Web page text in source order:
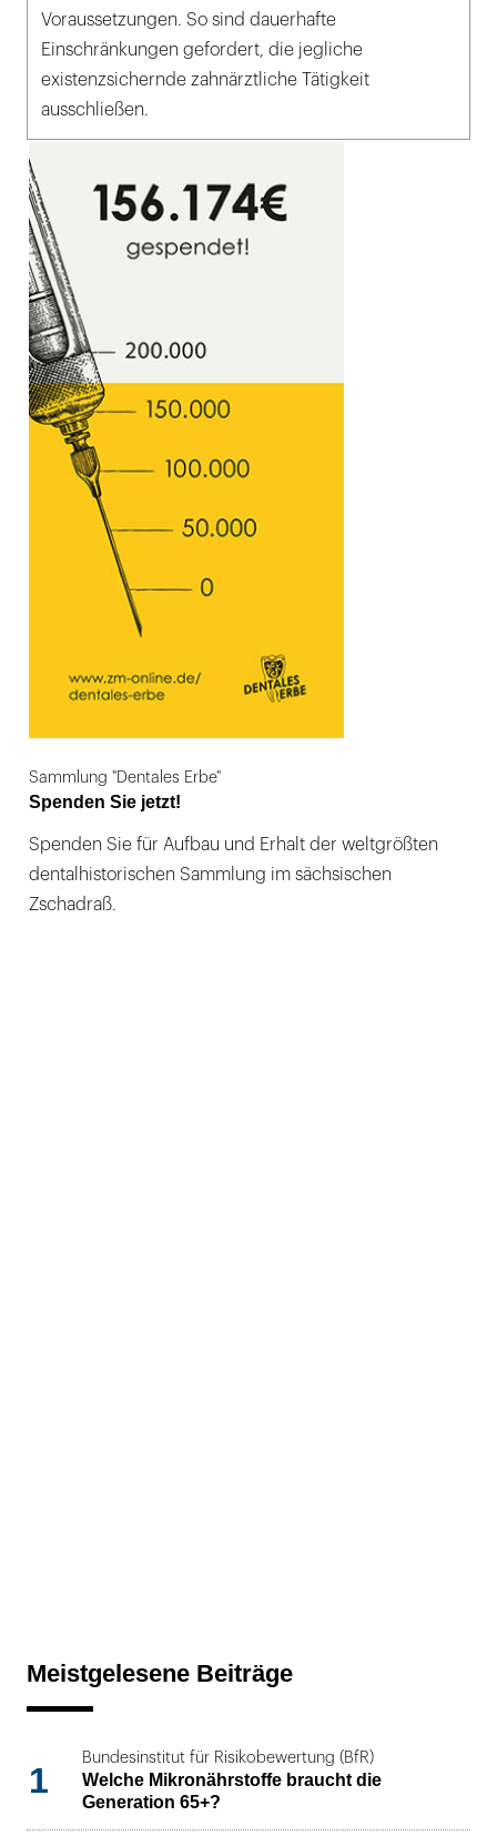
Voraussetzungen. So sind dauerhafte
Einschränkungen gefordert, die jegliche
existenzsichernde zahnärztliche Tätigkeit
ausschließen.
Sammlung "Dentales Erbe"
Spenden Sie jetzt!
Spenden Sie für Aufbau und Erhalt der weltgrößten
dentalhistorischen Sammlung im sächsischen
Zschadraß.
Meistgelesene Beiträge
1
Bundesinstitut für Risikobewertung (BfR)
Welche Mikronährstoffe braucht die
Generation 65+?